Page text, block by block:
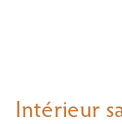
Intérieur